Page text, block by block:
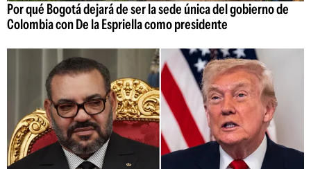
Por qué Bogotá dejará de ser la sede única del gobierno de
Colombia con De la Espriella como presidente